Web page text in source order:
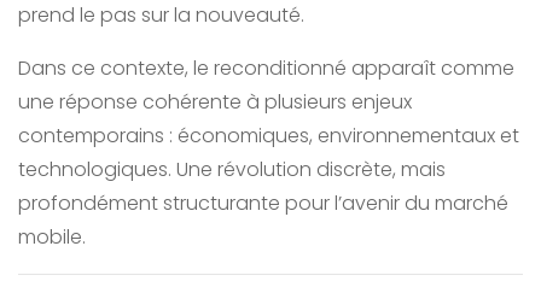
prend le pas sur la nouveauté.
Dans ce contexte, le reconditionné apparaît comme
une réponse cohérente à plusieurs enjeux
contemporains : économiques, environnementaux et
technologiques. Une révolution discrète, mais
profondément structurante pour l’avenir du marché
mobile.